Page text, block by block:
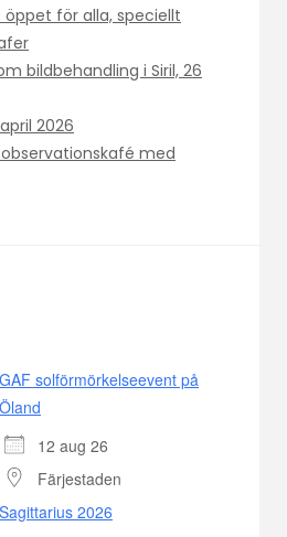
öppet för alla, speciellt
bildbehandling i Siril, 26
2026
med
GAF solförmörkelseevent på
Öland
12 aug 26
Färjestaden
Sagittarius 2026